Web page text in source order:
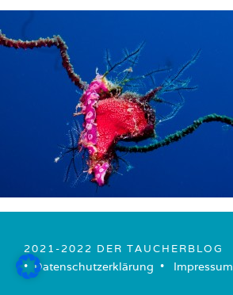
2021-2022 DER TAUCHERBLOG
• ­ Datenschutzerklärung ­ • ­ Impressum